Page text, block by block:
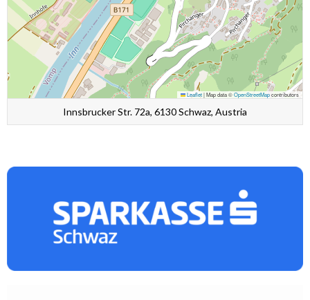
Leaflet|Map data ©OpenStreetMapcontributors
Innsbrucker Str. 72a, 6130 Schwaz, Austria